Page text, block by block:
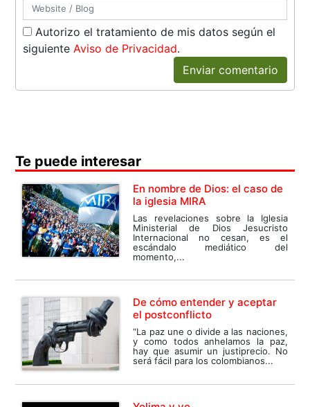
Autorizo el tratamiento de mis datos según el
siguienteAviso de Privacidad.
Enviar comentario
Te puede interesar
En nombre de Dios: el caso de
la iglesia MIRA
Las revelaciones sobre la Iglesia
Ministerial de Dios Jesucristo
Internacional no cesan, es el
escándalo mediático del
momento,...
De cómo entender y aceptar
el postconflicto
“La paz une o divide a las naciones,
y como todos anhelamos la paz,
hay que asumir un justiprecio. No
será fácil para los colombianos...